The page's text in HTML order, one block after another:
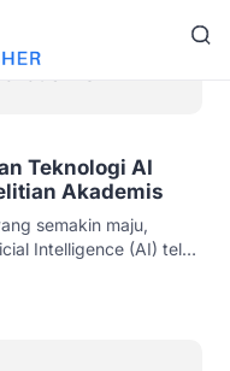
Teknologi AI
Akademis
semakin maju,
Intelligence (AI) telah